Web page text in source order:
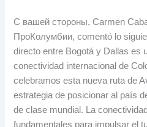
С вашей стороны,Carmen
ПроКолумбии,comentó lo
directo entre Bogotá y Dallas es
conectividad internacional de
celebramos esta nueva ruta de
estrategia de posicionar al país
de clase mundial. La
fundamentales para impulsar el